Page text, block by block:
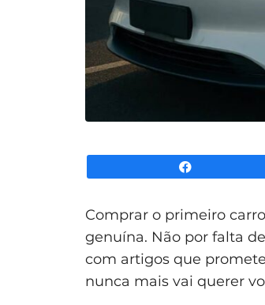
Comprar o primeiro
genuína. Não por falta
com artigos que
nunca mais vai querer